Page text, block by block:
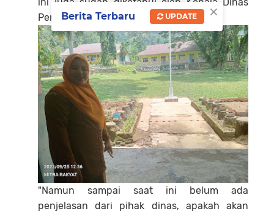
Pendidikan Kota Padang.
"Namun sampai saat ini belum ada
penjelasan dari pihak dinas, apakah akan
×
Berita Terbaru UPDATE